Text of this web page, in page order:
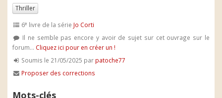
Thriller
6e livre de la série Jo Corti
Il ne semble pas encore y avoir de sujet sur cet ouvrage sur le
forum... Cliquez ici pour en créer un !
Soumis le 21/05/2025 par patoche77
Proposer des corrections
Mots-clés